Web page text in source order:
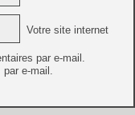
Votre site internet
par e-mail.
par e-mail.